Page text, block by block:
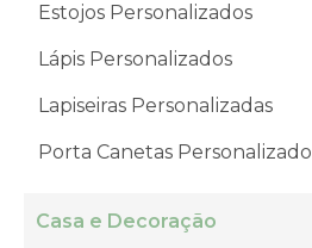
Estojos Personalizados
Lápis Personalizados
Lapiseiras Personalizadas
Porta Canetas Personalizado
Casa e Decoração